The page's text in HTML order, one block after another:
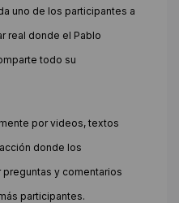
uno de los participantes a
real donde el Pablo
todo su
por videos, textos
donde los
y comentarios
participantes.